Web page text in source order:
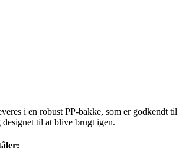
i en robust PP-bakke, som er godkendt til
til at blive brugt igen.